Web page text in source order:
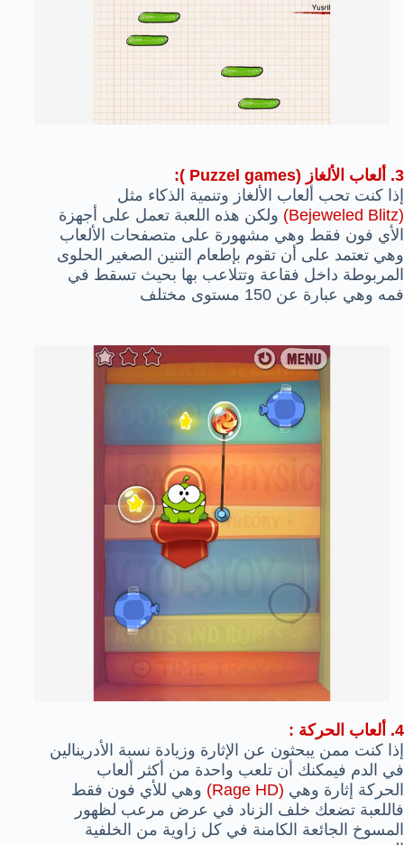
3. ألعاب الألغاز (Puzzel games ):
إذا كنت تحب ألعاب الألغاز وتنمية الذكاء مثل
(Bejeweled Blitz)
ولكن هذه اللعبة تعمل على أجهزة
الأي فون فقط وهي مشهورة على متصفحات الألعاب
وهي تعتمد على أن تقوم بإطعام التنين الصغير الحلوى
المربوطة داخل فقاعة وتتلاعب بها بحيث تسقط في
فمه وهي عبارة عن 150 مستوى مختلف
4. ألعاب الحركة :
إذا كنت ممن يبحثون عن الإثارة وزيادة نسبة الأدرينالين
في الدم فيمكنك أن تلعب واحدة من أكثر ألعاب
الحركة إثارة وهي (Rage HD)
وهي للأي فون فقط
فاللعبة تضعك خلف الزناد في عرض مرعب لظهور
المسوخ الجائعة الكامنة في كل زاوية من الخلفية